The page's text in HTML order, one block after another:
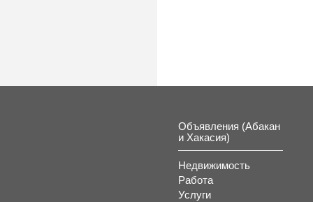
Объявления (Абакан
и Хакасия)
Недвижимость
Работа
Услуги